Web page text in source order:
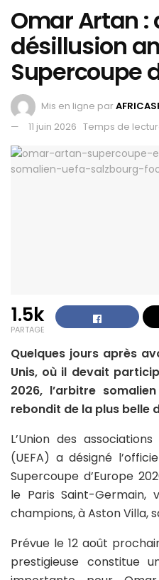
Omar Artan :
désillusion
Supercoupe
Mis en ligne par
11 juin 2026 Temps de
1.5k
PARTAGE
Quelques jours après
Unis, où il devait
2026, l’arbitre
rebondit de la plus belle
L’Union des
(UEFA) a désigné
Supercoupe d’Europe
le Paris Saint-Germain,
champions, à Aston Villa,
Prévue le 12 août
prestigieuse constitue